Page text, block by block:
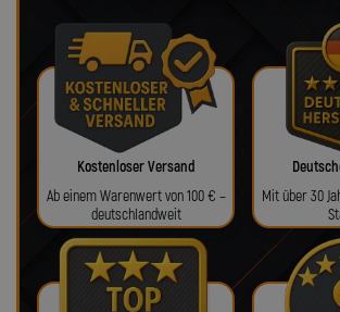
Kostenloser Versand
Ab einem Warenwert von 100 € –
deutschlandweit
Mit über 30